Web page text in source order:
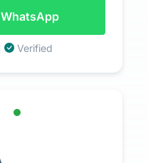
Verified